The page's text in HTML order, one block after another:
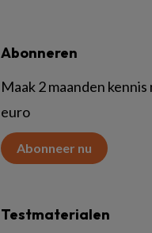
Abonneren
Maak 2 maanden
euro
Abonneer nu
Testmaterialen